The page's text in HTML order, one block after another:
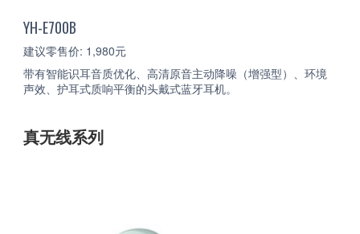
YH-E700B
建议零售价: 1,980元
带有智能识耳音质优化、高清原音主动降噪（增强型）、环境
声效、护耳式质响平衡的头戴式蓝牙耳机。
真无线系列